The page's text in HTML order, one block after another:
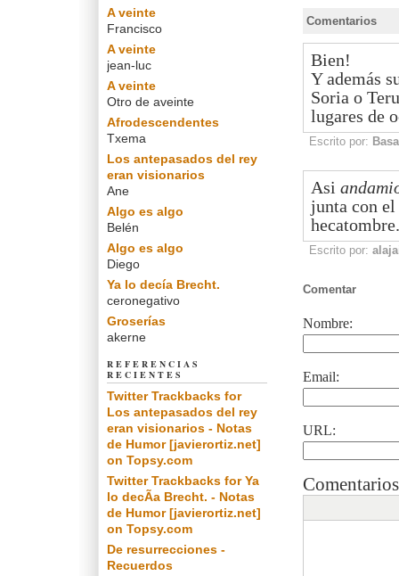
Comentarios
Bien!
Y además
Soria o
lugares de
Escrito por:
Asi
junta con
hecatombre.
Escrito por:
Comentar
Nombre:
Email:
URL:
A veinte
Francisco
A veinte
jean-luc
A veinte
Otro de aveinte
Afrodescendentes
Txema
Los antepasados del rey
eran visionarios
Ane
Algo es algo
Belén
Algo es algo
Diego
Ya lo decía Brecht.
ceronegativo
Groserías
akerne
REFERENCIAS
RECIENTES
Twitter Trackbacks for
Los antepasados del rey
eran visionarios - Notas
de Humor [javierortiz.net]
on Topsy.com
Twitter Trackbacks for Ya
lo decÃ­a Brecht. - Notas
de Humor [javierortiz.net]
on Topsy.com
De resurrecciones -
Recuerdos